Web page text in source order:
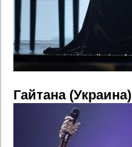
Гайтана (Украина)